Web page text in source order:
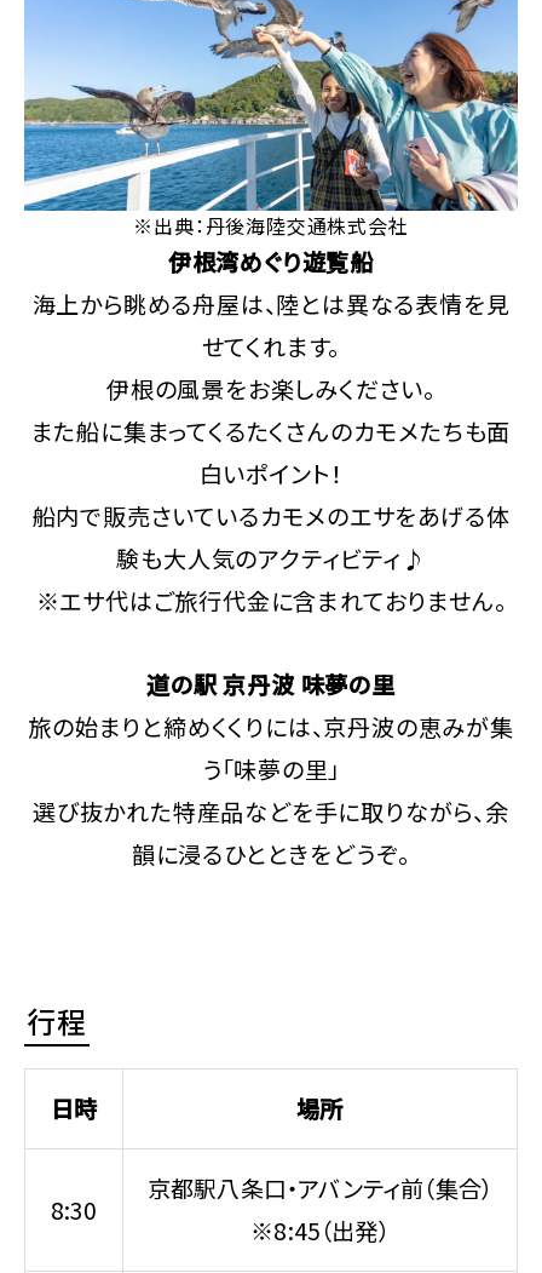
※出典：丹後海陸交通株式会社
伊根湾めぐり遊覧船
海上から眺める舟屋は、陸とは異なる表情を見
せてくれます。
伊根の風景をお楽しみください。
また船に集まってくるたくさんのカモメたちも面
白いポイント！
船内で販売さいているカモメのエサをあげる体
験も大人気のアクティビティ♪
※エサ代はご旅行代金に含まれておりません。
道の駅 京丹波 味夢の里
旅の始まりと締めくくりには、京丹波の恵みが集
う「味夢の里」
選び抜かれた特産品などを手に取りながら、余
韻に浸るひとときをどうぞ。
行程
日時 場所
8:30
京都駅八条口・アバンティ前（集合）
※8:45（出発）